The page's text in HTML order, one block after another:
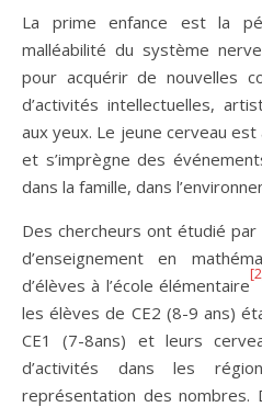
La prime enfance est la
malléabilité du système
pour acquérir de nouvelles
d’activités intellectuelles,
aux yeux. Le jeune cerveau
et s’imprègne des
dans la famille, dans
Des chercheurs ont étudié par
d’enseignement en
d’élèves à l’école élémentaire
les élèves de CE2 (8-9 ans)
CE1 (7-8ans) et leurs
d’activités dans les
représentation des nombres.